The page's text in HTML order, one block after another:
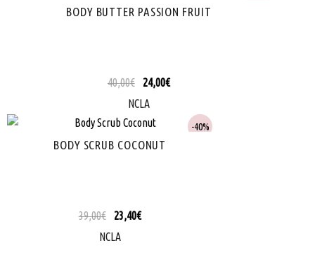
BODY BUTTER PASSION FRUIT
40,00€ 24,00€
NCLA
40%
BODY SCRUB COCONUT
39,00€ 23,40€
NCLA